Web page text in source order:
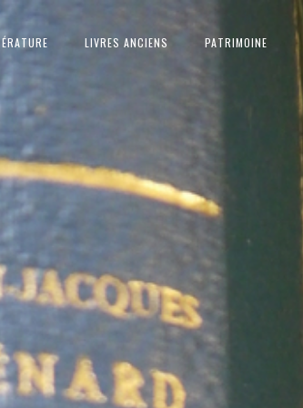
LIVRES ANCIENS PATRIMOINE